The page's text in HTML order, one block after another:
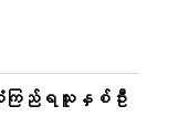
ြည်ရသူနှစ်ဦး